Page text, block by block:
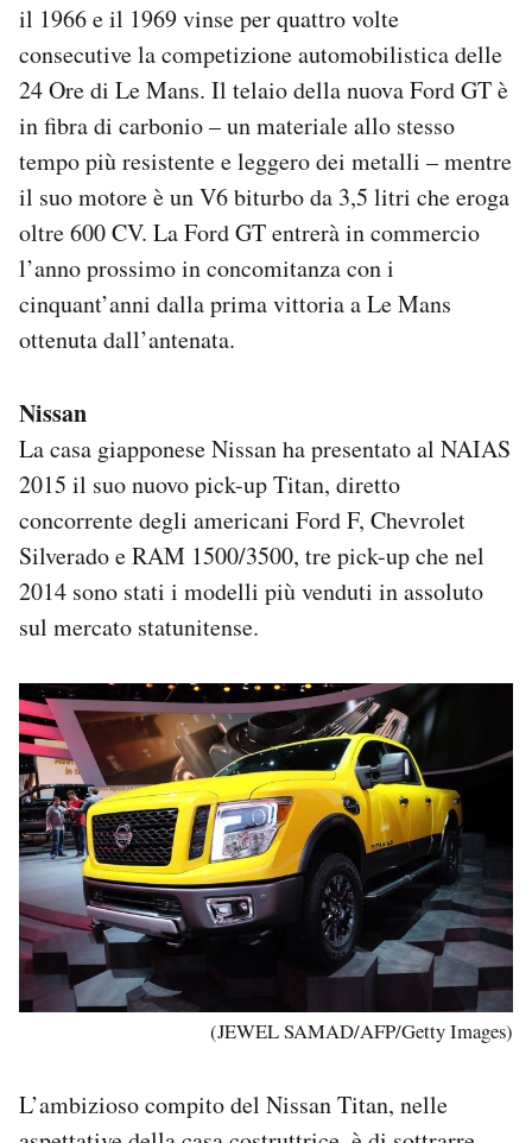
il 1966 e il 1969 vinse per quattro volte
consecutive la competizione automobilistica delle
24 Ore di Le Mans. Il telaio della nuova Ford GT è
in fibra di carbonio – un materiale allo stesso
tempo più resistente e leggero dei metalli – mentre
il suo motore è un V6 biturbo da 3,5 litri che eroga
oltre 600 CV. La Ford GT entrerà in commercio
l’anno prossimo in concomitanza con i
cinquant’anni dalla prima vittoria a Le Mans
ottenuta dall’antenata.
Nissan
La casa giapponese Nissan ha presentato al NAIAS
2015 il suo nuovo pick-up Titan, diretto
concorrente degli americani Ford F, Chevrolet
Silverado e RAM 1500/3500, tre pick-up che nel
2014 sono stati i modelli più venduti in assoluto
sul mercato statunitense.
(JEWEL SAMAD/AFP/Getty Images)
L’ambizioso compito del Nissan Titan, nelle